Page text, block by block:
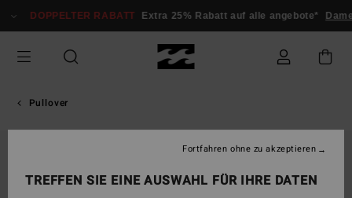
zur
springen
DOPPELTER RABATT Extra 25% Rabatt auf alle angebote* Damen
Pullover
TREFFEN SIE EINE AUSWAHL FÜR IHRE DATEN
Fortfahren ohne zu akzeptieren